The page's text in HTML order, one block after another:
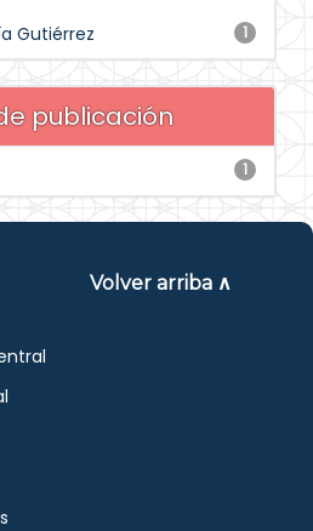
1
Gutiérrez
publicación
1
Volver arriba ∧